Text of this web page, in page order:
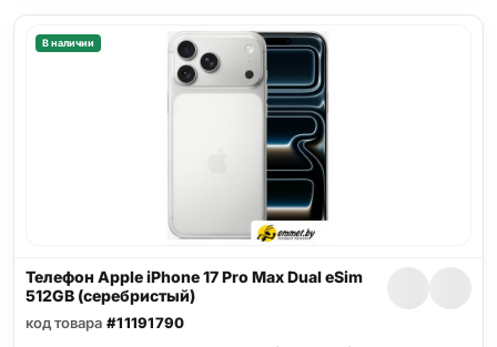
В наличии
Телефон Apple iPhone 17 Pro Max Dual eSim
512GB (серебристый)
код товара #11191790